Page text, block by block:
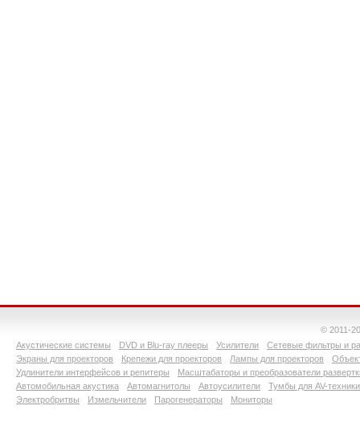
© 2011-
Акустические системы
DVD и Blu-ray плееры Усилители
Сетевые фильтры и
Экраны для проекторов
Крепежи для проекторов Лампы для проекторов
Удлинители интерфейсов и репитеры
Масштабаторы и преобразователи
Автомобильная акустика
Автомагнитолы Автоусилители
Тумбы для AV-техники
Электробритвы
Измельчители Парогенераторы Мониторы